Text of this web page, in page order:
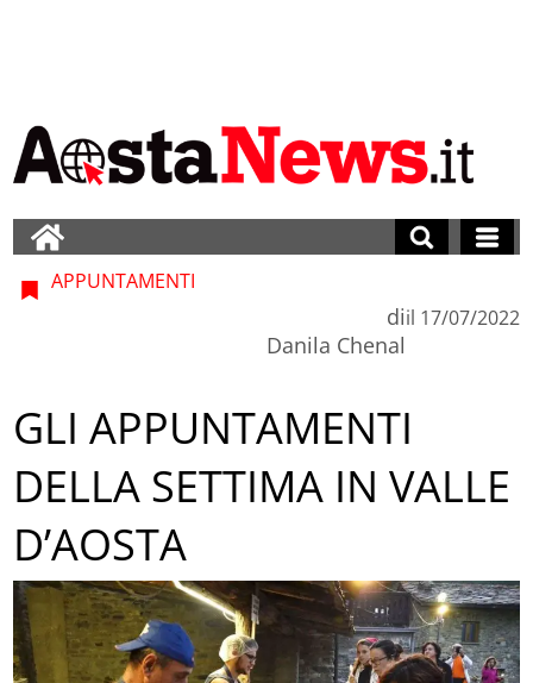
APPUNTAMENTI
di
Danila Chenal
il 17/07/2022
GLI APPUNTAMENTI
DELLA SETTIMA IN VALLE
D’AOSTA